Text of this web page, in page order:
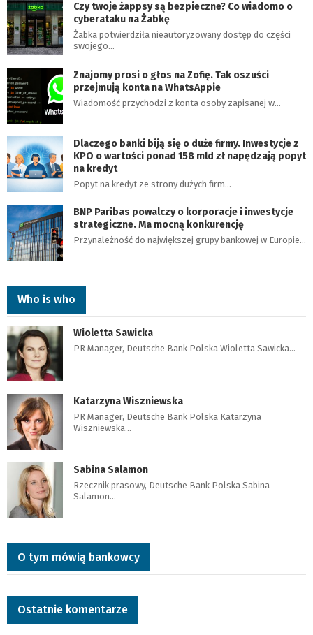
Czy twoje żappsy są bezpieczne? Co wiadomo o
cyberataku na Żabkę
Żabka potwierdziła nieautoryzowany dostęp do części
swojego…
Znajomy prosi o głos na Zofię. Tak oszuści
przejmują konta na WhatsAppie
Wiadomość przychodzi z konta osoby zapisanej w…
Dlaczego banki biją się o duże firmy. Inwestycje z
KPO o wartości ponad 158 mld zł napędzają popyt
na kredyt
Popyt na kredyt ze strony dużych firm…
BNP Paribas powalczy o korporacje i inwestycje
strategiczne. Ma mocną konkurencję
Przynależność do największej grupy bankowej w Europie…
Who is who
Wioletta Sawicka
PR Manager, Deutsche Bank Polska Wioletta Sawicka…
Katarzyna Wiszniewska
PR Manager, Deutsche Bank Polska Katarzyna
Wiszniewska…
Sabina Salamon
Rzecznik prasowy, Deutsche Bank Polska Sabina
Salamon…
O tym mówią bankowcy
Ostatnie komentarze